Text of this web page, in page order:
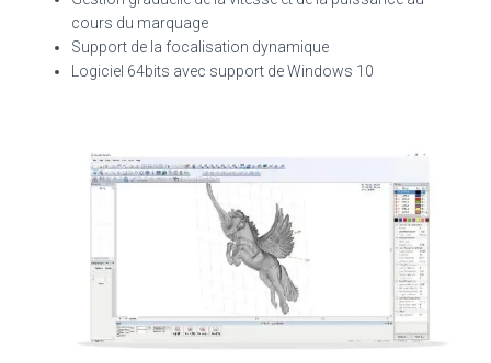
cours du marquage
Support de la focalisation dynamique
Logiciel 64bits avec support de Windows 10